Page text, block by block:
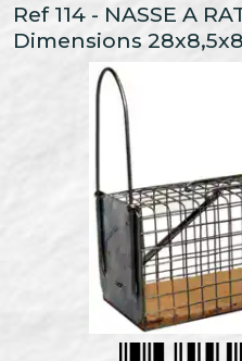
Ref 114 - NASSE A
Dimensions